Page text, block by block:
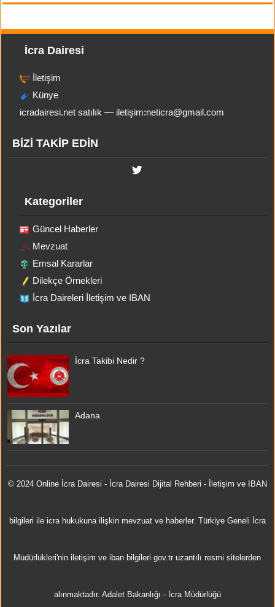
İcra Dairesi
İletişim
Künye
icradairesi.net satılık — iletişim:neticra@gmail.com
BİZİ TAKİP EDİN
Kategoriler
Güncel Haberler
Mevzuat
Emsal Kararlar
Dilekçe Örnekleri
İcra Daireleri İletişim ve IBAN
Son Yazılar
İcra Takibi Nedir ?
Adana
© 2024 Online İcra Dairesi - İcra Dairesi Dijital Rehberi - İletişim ve IBAN
bilgileri ile icra hukukuna ilişkin mevzuat ve haberler. Türkiye Geneli İcra
Müdürlükleri'nin iletişim ve iban bilgileri gov.tr uzantılı resmi sitelerden
alınmaktadır. Adalet Bakanlığı - İcra Müdürlüğü